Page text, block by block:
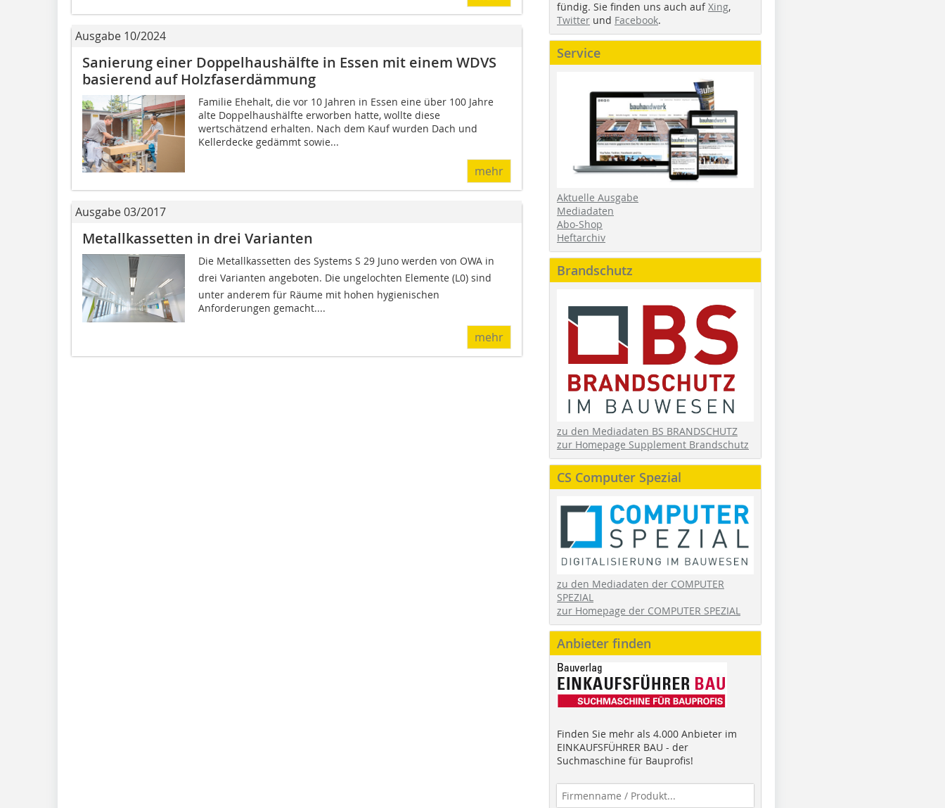
Ausgabe 10/2024
Sanierung einer Doppelhaushälfte in Essen mit einem WDVS
basierend auf Holzfaserdämmung
Familie Ehehalt, die vor 10 Jahren in Essen eine über 100 Jahre
alte Doppelhaushälfte erworben hatte, ­wollte diese
wertschätzend erhalten. Nach dem Kauf wurden Dach und
Kellerdecke gedämmt sowie...
mehr
Ausgabe 03/2017
Metallkassetten in drei Varianten
Die Metallkassetten des Systems S 29 Juno werden von OWA in
drei Varianten angeboten. Die ungelochten Elemente (L0) sind
unter anderem für Räume mit hohen hygienischen
Anforderungen gemacht....
mehr
fündig. Sie finden uns auch aufXing,
Twitter und Facebook.
Service
Aktuelle Ausgabe
Mediadaten
Abo-Shop
Heftarchiv
Brandschutz
zu den Mediadaten BS BRANDSCHUTZ
zur Homepage Supplement Brandschutz
CS Computer Spezial
zu den Mediadaten der COMPUTER
SPEZIAL
zur Homepage der COMPUTER SPEZIAL
Anbieter finden
Finden Sie mehr als 4.000 Anbieter im
EINKAUFSFÜHRER BAU - der
Suchmaschine für Bauprofis!